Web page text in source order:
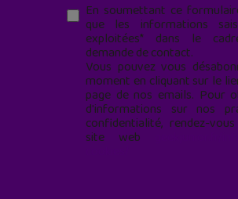
En soumettant ce
que les informations
exploitées* dans le
demande de contact.
Vous pouvez vous
moment en cliquant sur le
page de nos emails. Pour
d'informations sur nos
confidentialité, rendez-
site web